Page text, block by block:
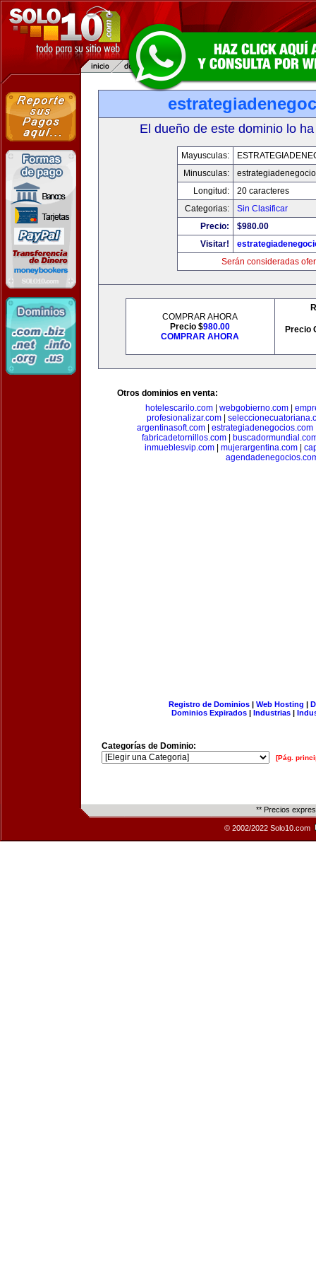
El dueño de este dominio lo
Mayusculas:
Minusculas:
Longitud:
20 caracteres
Categorias:
Sin Clasificar
Precio:
$980.00
Visitar!
Serán consideradas
COMPRAR AHORA
Precio $980.00
COMPRAR AHORA
Precio
Otros dominios en venta:
hotelescarilo.com
webgobierno.com
profesionalizar.com|
argentinasoft.com| estrategiadenegocios.com
fabricadetornillos.com
inmueblesvip.com
mujerargentina.com
Registro de Dominios| Web Hosting |
Dominios Expirados | Industrias |
Categorías de Dominio:
[Pág.
** Precios
© 2002/2022 Solo10.com